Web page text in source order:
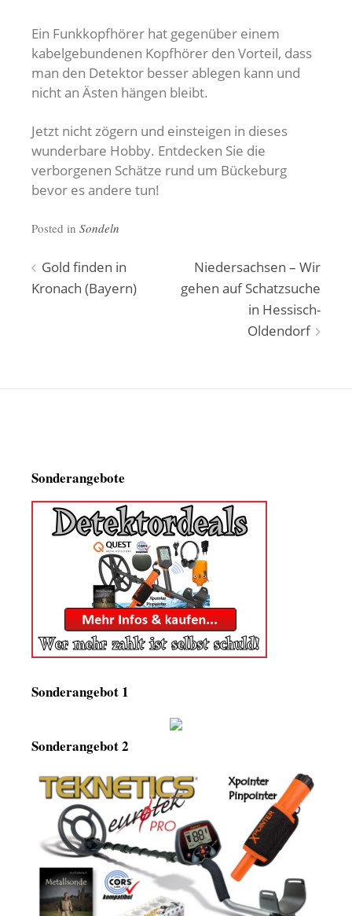
Ein Funkkopfhörer hat gegenüber einem
kabelgebundenen Kopfhörer den Vorteil, dass
man den Detektor besser ablegen kann und
nicht an Ästen hängen bleibt.
Jetzt nicht zögern und einsteigen in dieses
wunderbare Hobby. Entdecken Sie die
verborgenen Schätze rund um Bückeburg
bevor es andere tun!
Posted in Sondeln
Beitragsnavigation
Gold finden in
Kronach (Bayern)
Niedersachsen – Wir
gehen auf Schatzsuche
in Hessisch-
Oldendorf
Sonderangebote
Sonderangebot 1
Sonderangebot 2